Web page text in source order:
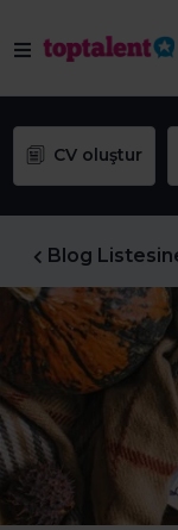
CV oluştur
Blog